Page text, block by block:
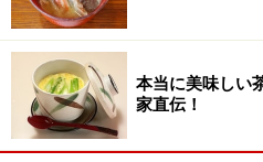
本当に美味しい
家直伝！